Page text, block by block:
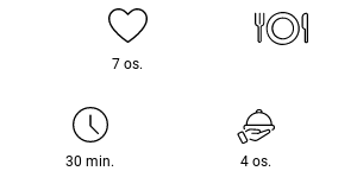
7 os.
30 min. 4 os.